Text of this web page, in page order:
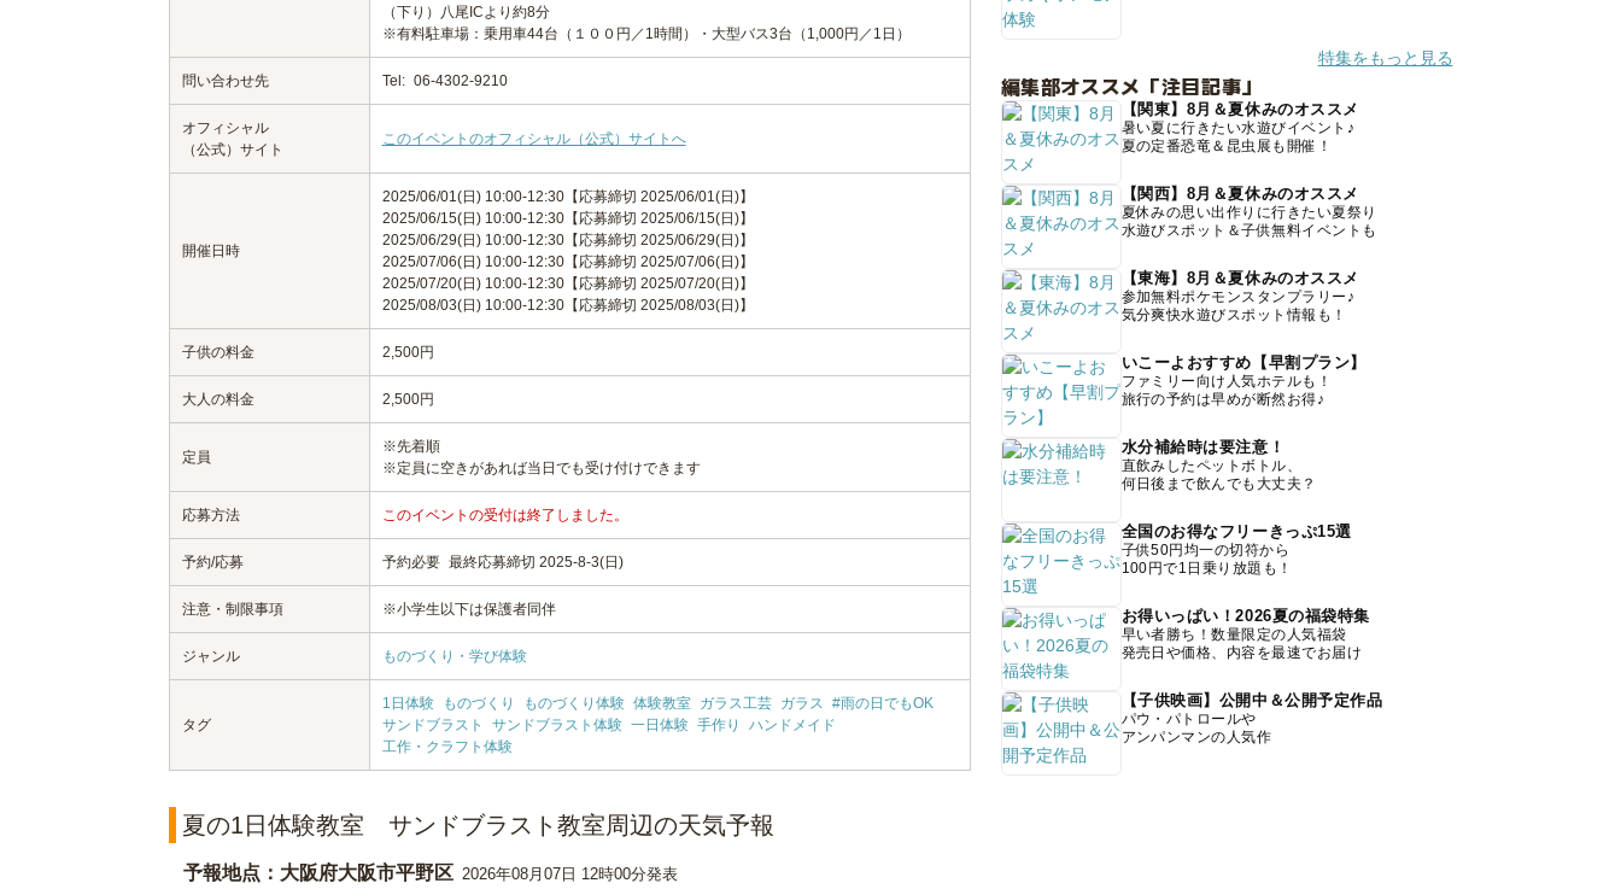
（下り）八尾ICより約8分
※有料駐車場：乗用車44台（１００円／1時間）・大型バス3台（1,000円／1日）
問い合わせ先 Tel: 06-4302-9210
オフィシャル
（公式）サイト
このイベントのオフィシャル（公式）サイトへ
開催日時
2025/06/01(日) 10:00-12:30【応募締切 2025/06/01(日)】
2025/06/15(日) 10:00-12:30【応募締切 2025/06/15(日)】
2025/06/29(日) 10:00-12:30【応募締切 2025/06/29(日)】
2025/07/06(日) 10:00-12:30【応募締切 2025/07/06(日)】
2025/07/20(日) 10:00-12:30【応募締切 2025/07/20(日)】
2025/08/03(日) 10:00-12:30【応募締切 2025/08/03(日)】
子供の料金 2,500円
大人の料金 2,500円
定員
※先着順
※定員に空きがあれば当日でも受け付けできます
応募方法 このイベントの受付は終了しました。
予約/応募 予約必要 最終応募締切 2025-8-3(日)
注意・制限事項 ※小学生以下は保護者同伴
ジャンル ものづくり・学び体験
タグ
1日体験 ものづくり ものづくり体験 体験教室 ガラス工芸 ガラス #雨の日でもOK
サンドブラスト
サンドブラスト体験 一日体験 手作り
ハンドメイド
工作・クラフト体験
夏の1日体験教室 サンドブラスト教室周辺の天気予報
予報地点：大阪府大阪市平野区 2026年08月07日 12時00分発表
特集をもっと見る
編集部オススメ「注目記事」
【関東】8月＆夏休みのオススメ
暑い夏に行きたい水遊びイベント♪
夏の定番恐竜＆昆虫展も開催！
【関西】8月＆夏休みのオススメ
夏休みの思い出作りに行きたい夏祭り
水遊びスポット＆子供無料イベントも
【東海】8月＆夏休みのオススメ
参加無料ポケモンスタンプラリー♪
気分爽快水遊びスポット情報も！
いこーよおすすめ【早割プラン】
ファミリー向け人気ホテルも！
旅行の予約は早めが断然お得♪
水分補給時は要注意！
直飲みしたペットボトル、
何日後まで飲んでも大丈夫？
全国のお得なフリーきっぷ15選
子供50円均一の切符から
100円で1日乗り放題も！
お得いっぱい！2026夏の福袋特集
早い者勝ち！数量限定の人気福袋
発売日や価格、内容を最速でお届け
【子供映画】公開中＆公開予定作品
パウ・パトロールや
アンパンマンの人気作